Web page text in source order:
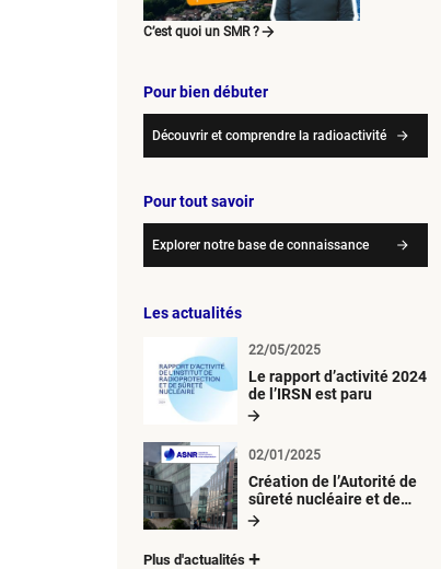
C’est quoi un SMR ?
Pour bien débuter
Découvrir et comprendre la radioactivité
Pour tout savoir
Explorer notre base de connaissance
Les actualités
Le rapport d’activité 2024
de l’IRSN est paru
22/05/2025
Création de l’Autorité de
sûreté nucléaire et de
radioprotection (ASNR)
02/01/2025
Plus d'actualités